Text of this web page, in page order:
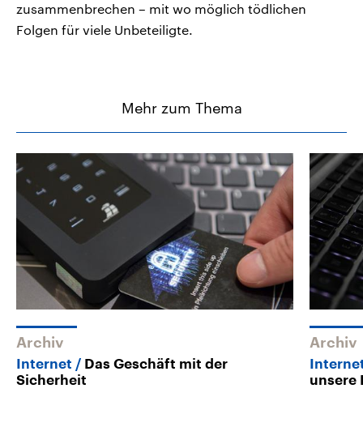
zusammenbrechen – mit wo möglich tödlichen
Folgen für viele Unbeteiligte.
Mehr zum Thema
Archiv
Internet
Das Geschäft mit der
Sicherheit
Archiv
unsere